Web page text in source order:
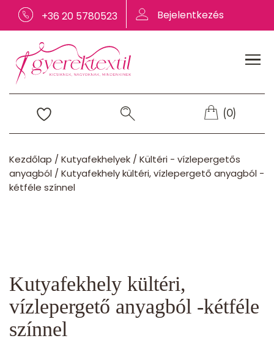
+36 20 5780523 Bejelentkezés
(0)
Kezdőlap /Kutyafekhelyek /Kültéri - vízlepergetős
anyagból /Kutyafekhely kültéri, vízlepergető anyagból -
kétféle színnel
Kutyafekhely kültéri,
vízlepergető anyagból -kétféle
színnel